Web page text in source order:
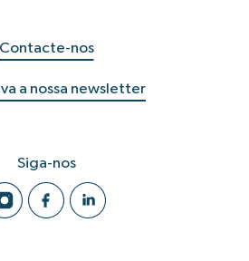
Contacte-nos
a nossa newsletter
Siga-nos